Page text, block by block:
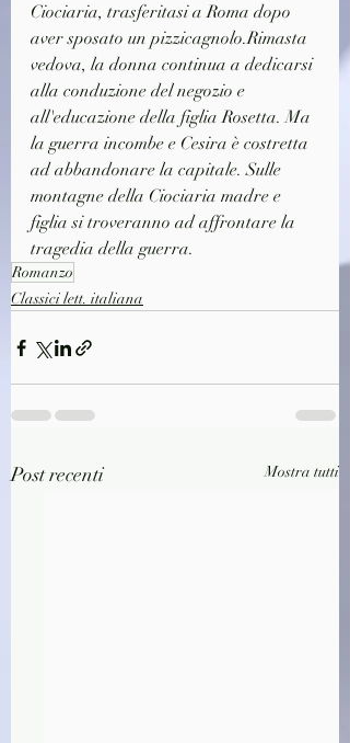
Ciociaria, trasferitasi a Roma dopo
aver sposato un pizzicagnolo.Rimasta
vedova, la donna continua a dedicarsi
alla conduzione del negozio e
all'educazione della figlia Rosetta. Ma
la guerra incombe e Cesira è costretta
ad abbandonare la capitale. Sulle
montagne della Ciociaria madre e
figlia si troveranno ad affrontare la
tragedia della guerra.
Romanzo
Classici lett. italiana
Post recenti Mostra tutti